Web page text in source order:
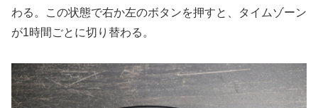
わる。この状態で右か左のボタンを押すと、タイムゾーン
が1時間ごとに切り替わる。